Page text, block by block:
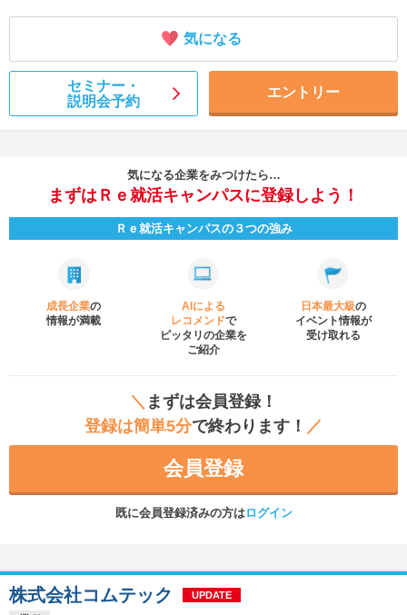
気になる
セミナー・
説明会予約
エントリー
気になる企業をみつけたら…
まずはＲｅ就活キャンパスに登録しよう！
Ｒｅ就活キャンパスの３つの強み
成長企業の
情報が満載
AIによる
レコメンドで
ピッタリの企業を
ご紹介
日本最大級の
イベント情報が
受け取れる
＼ まずは会員登録！
登録は簡単5分で終わります！ ／
会員登録
既に会員登録済みの方はログイン
株式会社コムテック UPDATE